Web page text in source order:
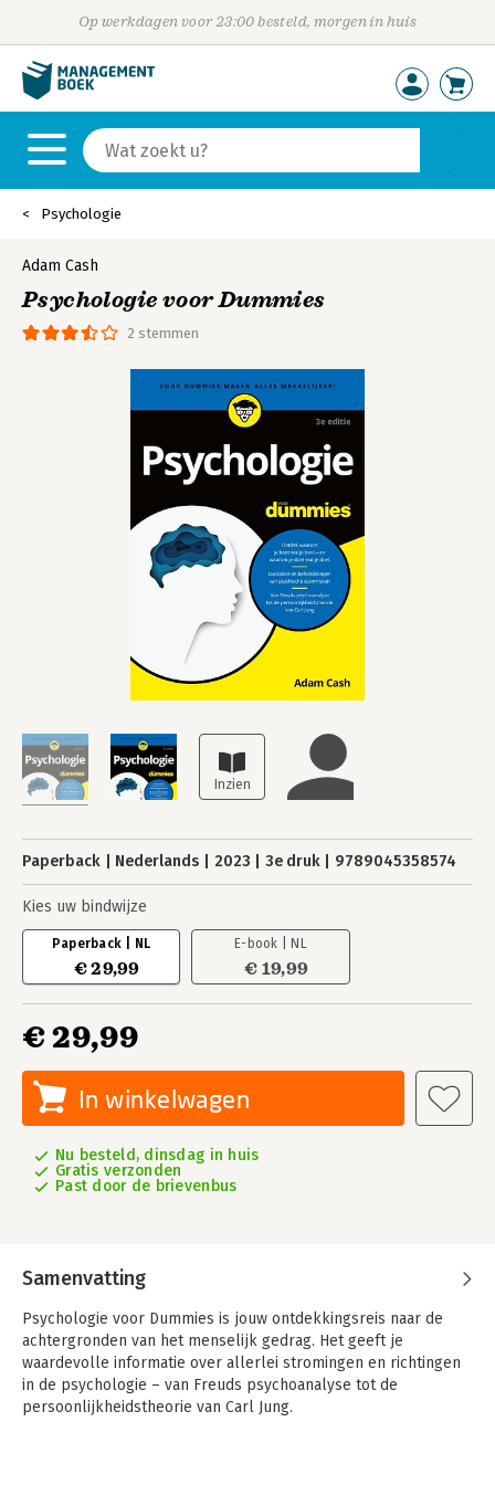
Op werkdagen voor 23:00 besteld, morgen in huis
Psychologie
2 stemmen
Adam Cash
Psychologie voor Dummies
Paperback Nederlands 2023 3e druk 9789045358574
Kies uw bindwijze
Paperback | NL
€ 29,99
E-book | NL
€ 19,99
€ 29,99
In winkelwagen
Nu besteld, dinsdag in huis
Gratis verzonden
Past door de brievenbus
Samenvatting
Psychologie voor Dummies is jouw ontdekkingsreis naar de
achtergronden van het menselijk gedrag. Het geeft je
waardevolle informatie over allerlei stromingen en richtingen
in de psychologie – van Freuds psychoanalyse tot de
persoonlijkheidstheorie van Carl Jung.